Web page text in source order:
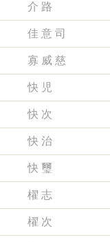
介 路
佳 意 司
寡 威 慈
快 児
快 次
快 治
快 璽
櫂 志
櫂 次